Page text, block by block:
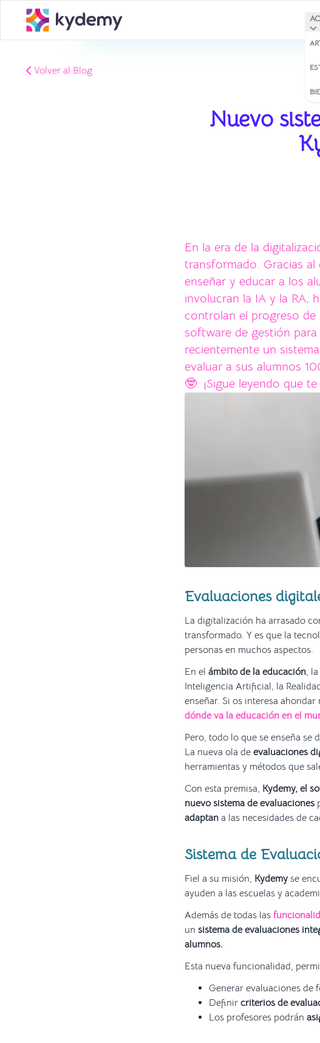
Volver al Blog
Nuevo
En la era de la
transformado. Gracias
enseñar y educar a los
involucran la IA y la RA,
controlan el progreso de
software de gestión para
recientemente un
evaluar a sus alumnos
🤓. ¡Sigue leyendo que
Evaluaciones
La digitalización ha arrasado
transformado. Y es que la
personas en muchos aspectos.
En el ámbito de la educación,
Inteligencia Artificial, la
enseñar. Si os interesa
dónde va la educación en el
Pero, todo lo que se enseña se
La nueva ola de evaluaciones
herramientas y métodos que
Con esta premisa, Kydemy, el
nuevo sistema de evaluaciones
adaptan a las necesidades de
Sistema de
Fiel a su misión, Kydemy se
ayuden a las escuelas y
Además de todas las
un sistema de evaluaciones
alumnos.
Esta nueva funcionalidad,
Generar evaluaciones de
Definir criterios de
Los profesores podrán